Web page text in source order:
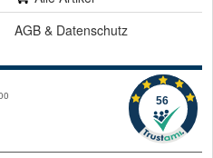
AGB & Datenschutz